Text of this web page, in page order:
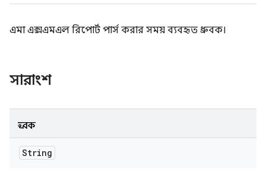
এমা এক্সএমএল রিপোর্ট পার্স করার সময় ব্যবহৃত ধ্রুবক।
সারাংশ
ধ্রুবক
String